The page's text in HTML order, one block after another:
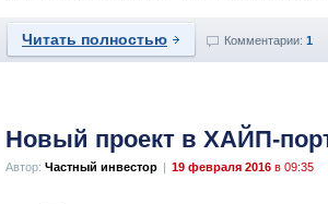
Читать полностью Комментарии: 1
Новый проект в ХАЙП-
Автор: Частный инвестор | 19 февраля 2016 в 09:35